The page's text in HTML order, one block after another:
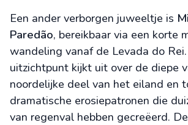
Een ander verborgen juweeltje is
Paredão, bereikbaar via een korte
wandeling vanaf de Levada do
uitzichtpunt kijkt uit over de diepe
noordelijke deel van het eiland en
dramatische erosiepatronen die
van regenval hebben gecreëerd.